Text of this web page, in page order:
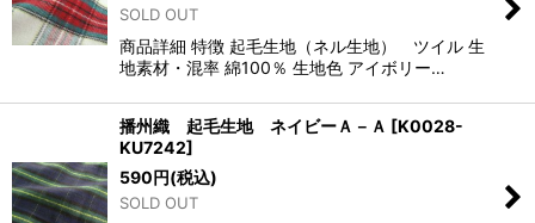
SOLD OUT
商品詳細 特徴 起毛生地（ネル生地） ツイル 生
地素材・混率 綿100％ 生地色 アイボリー…
播州織 起毛生地 ネイビーＡ－Ａ [K0028-
KU7242]
590円(税込)
SOLD OUT